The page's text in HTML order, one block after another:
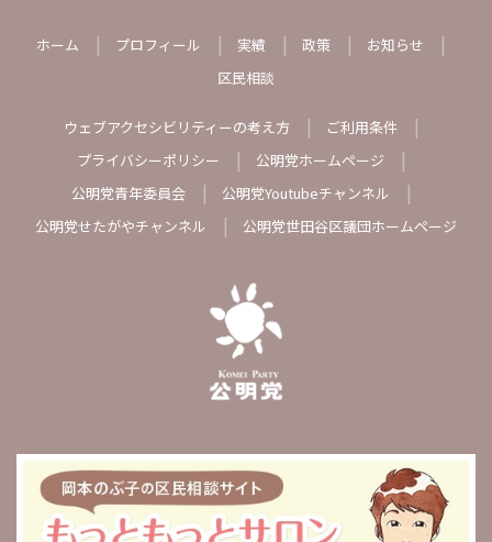
ホーム プロフィール 実績 政策
お知らせ
区民相談
ウェブアクセシビリティーの考え方
ご利用条件
プライバシーポリシー
公明党ホームページ
公明党青年委員会
公明党Youtubeチャンネル
公明党せたがやチャンネル
公明党世田谷区議団ホームページ